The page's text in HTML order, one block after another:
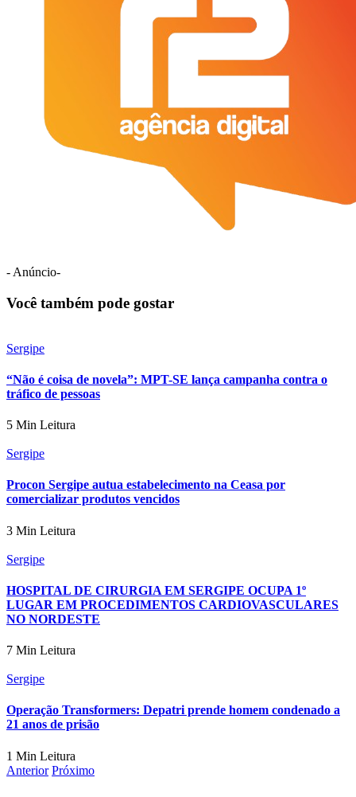
- Anúncio-
Você também pode gostar
Sergipe
“Não é coisa de novela”: MPT-SE lança campanha contra o
tráfico de pessoas
5 Min Leitura
Sergipe
Procon Sergipe autua estabelecimento na Ceasa por
comercializar produtos vencidos
3 Min Leitura
Sergipe
HOSPITAL DE CIRURGIA EM SERGIPE OCUPA 1º
LUGAR EM PROCEDIMENTOS CARDIOVASCULARES
NO NORDESTE
7 Min Leitura
Sergipe
Operação Transformers: Depatri prende homem condenado a
21 anos de prisão
1 Min Leitura
Anterior Próximo